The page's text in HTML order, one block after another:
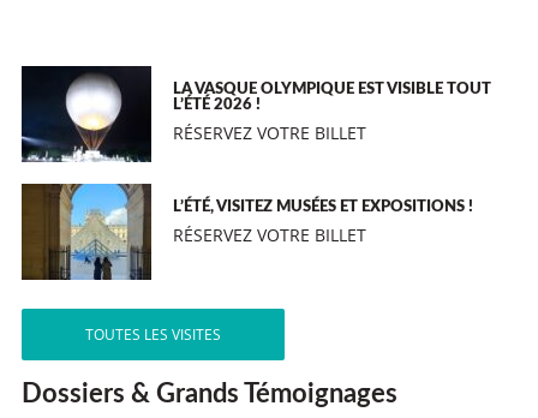
LA VASQUE OLYMPIQUE EST VISIBLE TOUT
L’ÉTÉ 2026 !
RÉSERVEZ VOTRE BILLET
L’ÉTÉ, VISITEZ MUSÉES ET EXPOSITIONS !
RÉSERVEZ VOTRE BILLET
TOUTES LES VISITES
Dossiers & Grands Témoignages